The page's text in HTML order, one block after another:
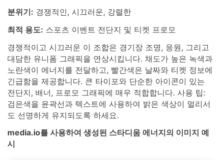
분위기: 경쟁적인, 시끄러운, 강렬한
최적 용도: 스포츠 이벤트 전단지 및 티켓 프로모
경쟁적이고 시끄러운 이 조합은 경기장 조명, 응원, 그리고
대담한 유니폼 그래픽을 연상시킵니다. 채도가 높은 녹색과
노란색이 에너지를 전달하고, 빨간색은 날짜와 티켓 정보에
긴급함을 제공합니다. 큰 타이포와 단순한 아이콘이 있는
전단지, 배너, 프로모 그래픽에 매우 적합합니다. 사용 팁:
검은색을 윤곽선과 텍스트에 사용하여 밝은 색상이 멀리서
도 선명하게 유지되도록 하세요.
media.io를 사용하여 생성된 스타디움 에너지의 이미지 예
시